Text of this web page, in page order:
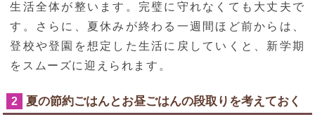
生活全体が整います。完璧に守れなくても大丈夫で
す。さらに、夏休みが終わる一週間ほど前からは、
登校や登園を想定した生活に戻していくと、新学期
をスムーズに迎えられます。
2 夏の節約ごはんとお昼ごはんの段取りを考えておく